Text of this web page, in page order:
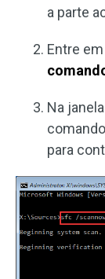
a parte
Entre em
Na
comando
para